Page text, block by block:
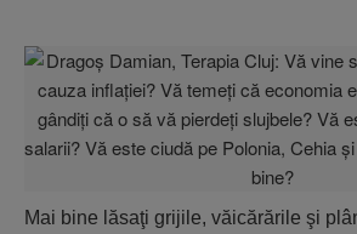
Mai bine lăsaţi grijile, văicărările şi